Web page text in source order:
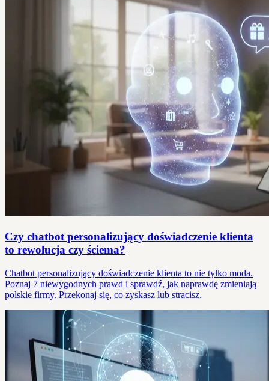
Czy chatbot personalizujący doświadczenie klienta
to rewolucja czy ściema?
Chatbot personalizujący doświadczenie klienta to nie tylko moda.
Poznaj 7 niewygodnych prawd i sprawdź, jak naprawdę zmieniają
polskie firmy. Przekonaj się, co zyskasz lub stracisz.